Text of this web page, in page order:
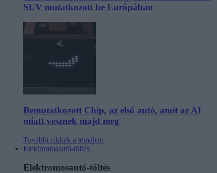
SUV mutatkozott be Európában
Bemutatkozott Chip, az első autó, amit az AI
miatt vesznek majd meg
További cikkek a témában
Elektromosautó-töltés
Elektromosautó-töltés